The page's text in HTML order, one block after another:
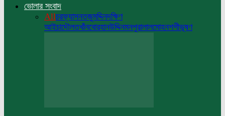
ভোলার সংবাদ
Allচরফ্যাসনতজুমদ্দিনদক্ষিণ
আইচাদৌলতখাঁনবোরহানউদ্দিনমনপুরালালমোহনশশীভূষণ